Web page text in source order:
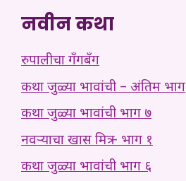
नवीन कथा
रुपालीचा गँगबँग
कथा जुळ्या भावांची – अंतिम भाग
कथा जुळ्या भावांची भाग ७
नवऱ्याचा खास मित्र – भाग १
कथा जुळ्या भावांची भाग ६